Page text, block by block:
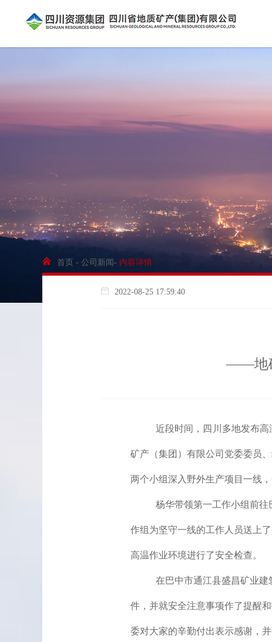
首页 - 公司新闻- 内容详情
2022-08-25 17:59:40
——地
近段时间 ，四川多地发布高
矿产（集团）有限公司党委委员
两个小组深入野外生产项目一线
杨华带领第一工作小组前
作组为坚守一线的工作人员送上了
高温作业环境进行了安全检查。
在巴中市通江县盛昌矿业
件，并就安全注意事项作了提醒
委对大家的辛勤付出表示感谢，